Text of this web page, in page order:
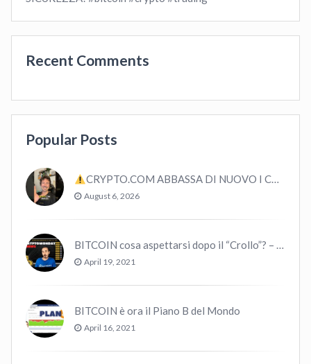
Recent Comments
Popular Posts
CRYPTO.COM ABBASSA DI NUOVO I CASHBACK DELLE CARTE #bitcoin #crypto #trading
August 6, 2026
BITCOIN cosa aspettarsi dopo il “Crollo”? – CryptoMonday NEWS w16/’21
April 19, 2021
BITCOIN è ora il Piano B del Mondo
April 16, 2021